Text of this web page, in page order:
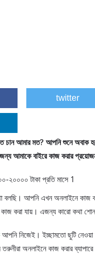
twitter
আমার মত? আপনি শুনে অবাক
জন্য আমাকে বাইরে কাজ করার
বলছি। আপনি এখন অনলাইনে
করা যায়। এজন্য কারো কথা
আপনি নিজেই। ইচ্ছামতো ছুটি নেওয়া
তরুনীরা অনলাইনে কাজ করার